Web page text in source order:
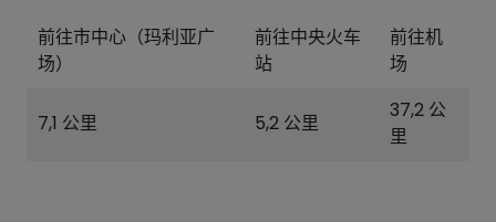
前往市中心（玛利亚广
场）
前往中央火车
站
前往机
场
7,1 公里 5,2 公里
37,2 公
里